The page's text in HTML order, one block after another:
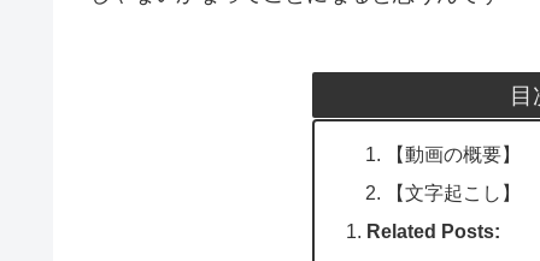
目
【動画の概要】
【文字起こし】
Related Posts: